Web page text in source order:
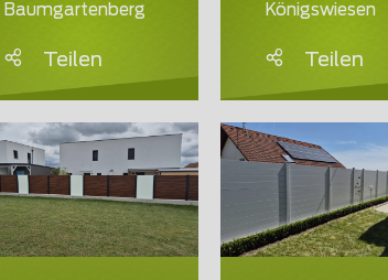
Baumgartenberg
Teilen
Königswiesen
Teilen